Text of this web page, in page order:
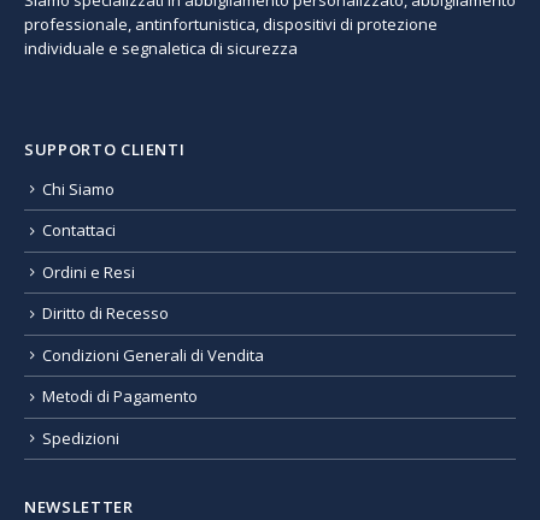
professionale, antinfortunistica, dispositivi di protezione
individuale e segnaletica di sicurezza
SUPPORTO CLIENTI
Chi Siamo
Contattaci
Ordini e Resi
Diritto di Recesso
Condizioni Generali di Vendita
Metodi di Pagamento
Spedizioni
NEWSLETTER